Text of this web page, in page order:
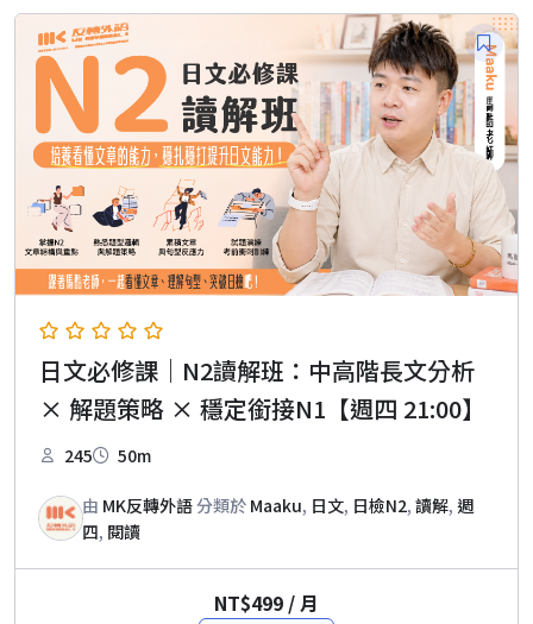
日文必修課｜N2讀解班：中高階長文分析
× 解題策略 × 穩定銜接N1【週四 21:00】
245 50m
由 MK反轉外語分類於 Maaku, 日文, 日檢N2, 讀解, 週
四, 閱讀
NT$499 / 月